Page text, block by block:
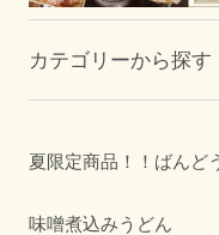
カテゴリーから探す
夏限定商品！！ばんど
味噌煮込みうどん